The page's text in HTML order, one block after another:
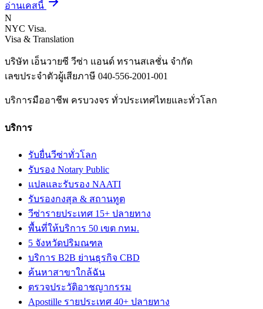
อ่านเคสนี้
N
NYC Visa.
Visa & Translation
บริษัท เอ็นวายซี วีซ่า แอนด์ ทรานสเลชั่น จำกัด
เลขประจำตัวผู้เสียภาษี 040-556-2001-001
บริการมืออาชีพ ครบวงจร ทั่วประเทศไทยและทั่วโลก
บริการ
รับยื่นวีซ่าทั่วโลก
รับรอง Notary Public
แปลและรับรอง NAATI
รับรองกงสุล & สถานทูต
วีซ่ารายประเทศ 15+ ปลายทาง
พื้นที่ให้บริการ 50 เขต กทม.
5 จังหวัดปริมณฑล
บริการ B2B ย่านธุรกิจ CBD
ค้นหาสาขาใกล้ฉัน
ตรวจประวัติอาชญากรรม
Apostille รายประเทศ 40+ ปลายทาง